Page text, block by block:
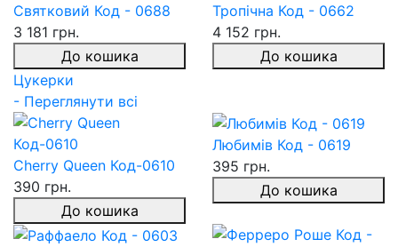
Святковий Код - 0688
3 181 грн.
До кошика
Тропічна Код - 0662
4 152 грн.
До кошика
Цукерки
- Переглянути всі
Cherry Queen Код-0610
390 грн.
До кошика
Любимів Код - 0619
395 грн.
До кошика